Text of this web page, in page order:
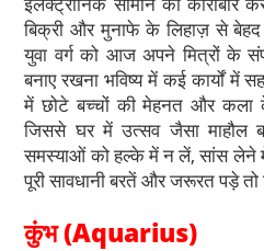
बिक्री और मुनाफे के लिहाज़ से
युवा वर्ग को आज अपने मित्रों के
बनाए रखना भविष्य में कई कार्यों में
में छोटे बच्चों की मेहनत और कला
जिससे घर में उत्सव जैसा
समस्याओं को हल्के में न लें, सांस लेने में
पूरी सावधानी बरतें और जरूरत पड़े
कुंभ (Aquarius)